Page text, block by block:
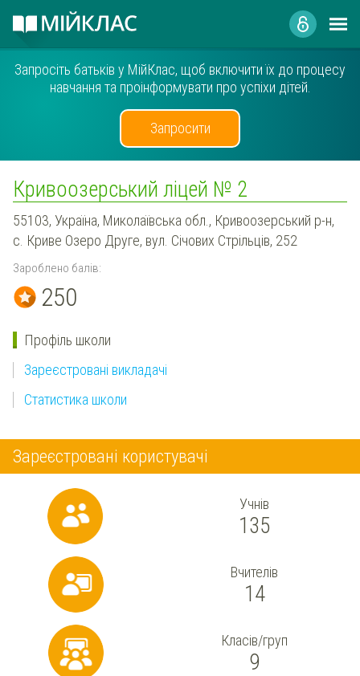
Запросіть батьків у МійКлас, щоб включити їх до процесу
навчання та проінформувати про успіхи дітей.
Запросити
Кривоозерський ліцей № 2
55103, Україна, Миколаївська обл., Кривоозерський р-н,
с. Криве Озеро Друге, вул. Січових Стрільців, 252
Зароблено балів:
250
Профіль школи
Зареєстровані викладачі
Статистика школи
Зареєстровані користувачі
Учнів
135
Вчителів
14
Класів/груп
9